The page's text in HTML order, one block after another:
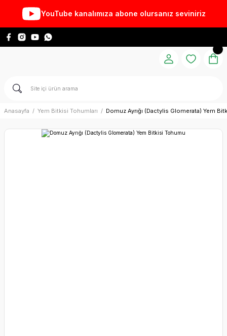
YouTube kanalımıza abone olursanız seviniriz
Anasayfa Yem Bitkisi Tohumları Domuz Ayrığı (Dactylis Glomerata) Yem